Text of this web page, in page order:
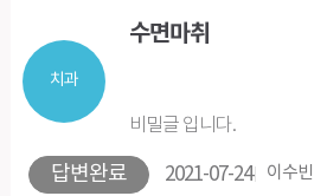
치과
수면마취
답변완료
비밀글 입니다.
2021-07-24 이수빈